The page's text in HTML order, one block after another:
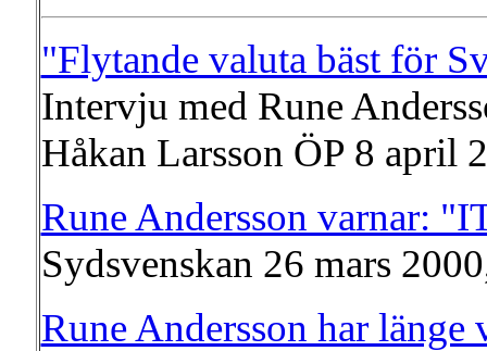
"Flytande valuta bäst för
Intervju med Rune
Håkan Larsson ÖP 8 april
Rune Andersson varnar:
Sydsvenskan 26 mars
Rune Andersson har länge